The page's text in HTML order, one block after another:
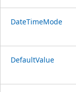
DateTimeMode
DefaultValue